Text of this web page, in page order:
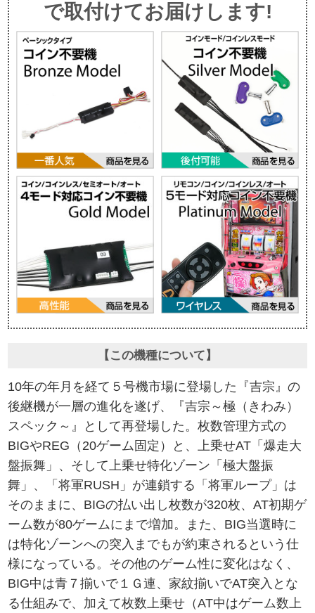
で取付けてお届けします!
【この機種について】
10年の年月を経て５号機市場に登場した『吉宗』の
後継機が一層の進化を遂げ、『吉宗～極（きわみ）
スペック～』として再登場した。枚数管理方式の
BIGやREG（20ゲーム固定）と、上乗せAT「爆走大
盤振舞」、そして上乗せ特化ゾーン「極大盤振
舞」、「将軍RUSH」が連鎖する「将軍ループ」は
そのままに、BIGの払い出し枚数が320枚、AT初期ゲ
ーム数が80ゲームにまで増加。また、BIG当選時に
は特化ゾーンへの突入までもが約束されるという仕
様になっている。その他のゲーム性に変化はなく、
BIG中は青７揃いで１Ｇ連、家紋揃いでAT突入とな
る仕組みで、加えて枚数上乗せ（AT中はゲーム数上